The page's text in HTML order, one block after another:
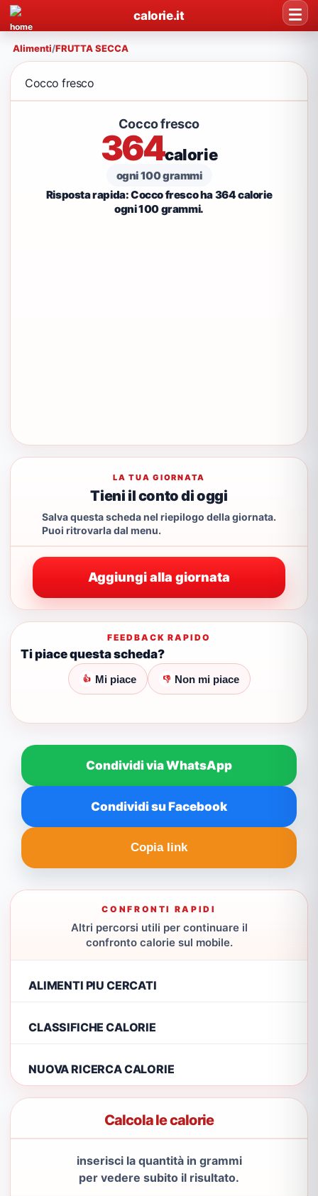
calorie.it
Alimenti/FRUTTA SECCA
Cocco fresco
Cocco fresco
364calorie
ogni 100 grammi
Risposta rapida: Cocco fresco ha 364 calorie
ogni 100 grammi.
LA TUA GIORNATA
Tieni il conto di oggi
Salva questa scheda nel riepilogo della giornata.
Puoi ritrovarla dal menu.
Aggiungi alla giornata
FEEDBACK RAPIDO
Ti piace questa scheda?
👍 Mi piace 👎 Non mi piace
Condividi via WhatsApp
Condividi su Facebook
Copia link
CONFRONTI RAPIDI
Altri percorsi utili per continuare il
confronto calorie sul mobile.
ALIMENTI PIU CERCATI
CLASSIFICHE CALORIE
NUOVA RICERCA CALORIE
Calcola le calorie
inserisci la quantità in grammi
per vedere subito il risultato.